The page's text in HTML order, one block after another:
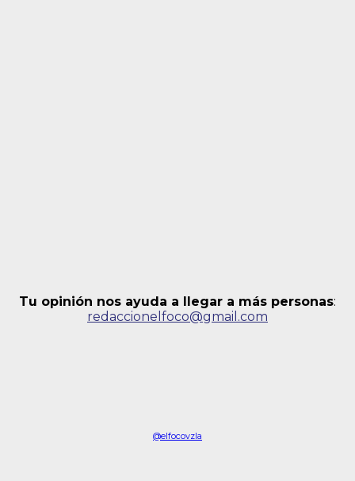
Tu opinión nos ayuda a llegar a más personas:
redaccionelfoco@gmail.com
@elfocovzla